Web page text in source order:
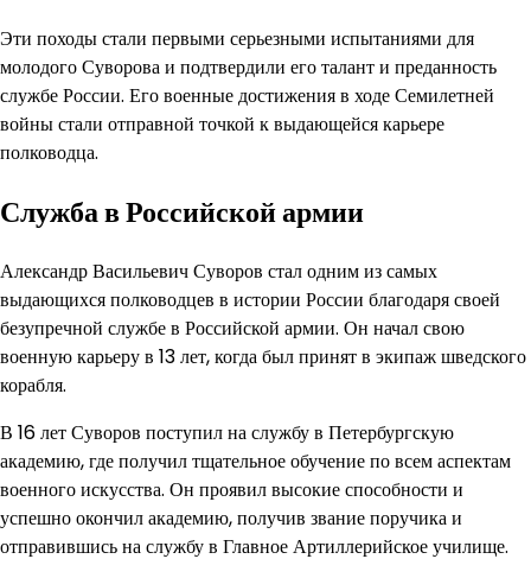
Эти походы стали первыми серьезными испытаниями для
молодого Суворова и подтвердили его талант и преданность
службе России. Его военные достижения в ходе Семилетней
войны стали отправной точкой к выдающейся карьере
полководца.
Служба в Российской армии
Александр Васильевич Суворов стал одним из самых
выдающихся полководцев в истории России благодаря своей
безупречной службе в Российской армии. Он начал свою
военную карьеру в 13 лет, когда был принят в экипаж шведского
корабля.
В 16 лет Суворов поступил на службу в Петербургскую
академию, где получил тщательное обучение по всем аспектам
военного искусства. Он проявил высокие способности и
успешно окончил академию, получив звание поручика и
отправившись на службу в Главное Артиллерийское училище.